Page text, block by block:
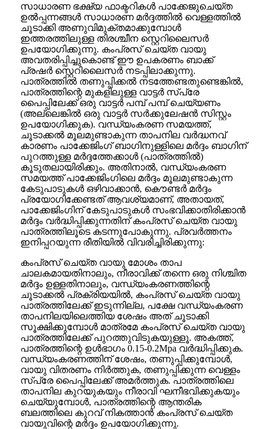
സാധാരണ ഭക്ഷ്യ ഫാക്ടറികൾ പാക്കേജുചെയ്ത
ഉൽപ്പന്നങ്ങൾ സാധാരണ മർദ്ദത്തിൽ വെള്ളത്തിൽ
ചൂടാക്കി അണുവിമുക്തമാക്കുമ്പോൾ
ഇത്തരത്തിലുള്ള തിരശ്ചീന സ്റ്റെറിലൈസർ
ഉപയോഗിക്കുന്നു. കംപ്രസ് ചെയ്ത വായു
അവതരിപ്പിച്ചുകൊണ്ട് ഈ ഉപകരണം ബാക്ക്
പ്രഷർ സ്റ്റെറിലൈസർ നടപ്പിലാക്കുന്നു.
പാത്രത്തിൽ തണുപ്പിക്കൽ നടത്തേണ്ടതുണ്ടെങ്കിൽ,
പാത്രത്തിന്റെ മുകളിലുള്ള വാട്ടർ സ്പ്രേ
പൈപ്പിലേക്ക് ഒരു വാട്ടർ പമ്പ് പമ്പ് ചെയ്യണം
(അല്ലെങ്കിൽ ഒരു വാട്ടർ സർക്കുലേഷൻ സിസ്റ്റം
ഉപയോഗിക്കുക). വന്ധ്യംകരണ സമയത്ത്,
ചൂടാക്കൽ മൂലമുണ്ടാകുന്ന താപനില വർദ്ധനവ്
കാരണം പാക്കേജിംഗ് ബാഗിനുള്ളിലെ മർദ്ദം ബാഗിന്
പുറത്തുള്ള മർദ്ദത്തേക്കാൾ (പാത്രത്തിൽ)
കൂടുതലായിരിക്കും. അതിനാൽ, വന്ധ്യംകരണ
സമയത്ത് പാക്കേജിംഗിലെ മർദ്ദം മൂലമുണ്ടാകുന്ന
കേടുപാടുകൾ ഒഴിവാക്കാൻ, കൌണ്ടർ മർദ്ദം
പ്രയോഗിക്കേണ്ടത് ആവശ്യമാണ്, അതായത്,
പാക്കേജിംഗിന് കേടുപാടുകൾ സംഭവിക്കാതിരിക്കാൻ
മർദ്ദം വർദ്ധിപ്പിക്കുന്നതിന് കംപ്രസ് ചെയ്ത വായു
പാത്രത്തിലൂടെ കടന്നുപോകുന്നു. പ്രവർത്തനം
ഇനിപ്പറയുന്ന രീതിയിൽ വിവരിച്ചിരിക്കുന്നു:
കംപ്രസ് ചെയ്ത വായു മോശം താപ
ചാലകമായതിനാലും, നീരാവിക്ക് തന്നെ ഒരു നിശ്ചിത
മർദ്ദം ഉള്ളതിനാലും, വന്ധ്യംകരണത്തിന്റെ
ചൂടാക്കൽ പ്രക്രിയയിൽ, കംപ്രസ് ചെയ്ത വായു
പാത്രത്തിലേക്ക് ഇടുന്നില്ല, പക്ഷേ വന്ധ്യംകരണ
താപനിലയിലെത്തിയ ശേഷം അത് ചൂടാക്കി
സൂക്ഷിക്കുമ്പോൾ മാത്രമേ കംപ്രസ് ചെയ്ത വായു
പാത്രത്തിലേക്ക് പുറത്തുവിടുകയുള്ളൂ. അകത്ത്,
പാത്രത്തിന്റെ ഉൾഭാഗം 0.15-0.2Mpa വർദ്ധിപ്പിക്കുക.
വന്ധ്യംകരണത്തിന് ശേഷം, തണുപ്പിക്കുമ്പോൾ,
വായു വിതരണം നിർത്തുക, തണുപ്പിക്കുന്ന വെള്ളം
സ്പ്രേ പൈപ്പിലേക്ക് അമർത്തുക. പാത്രത്തിലെ
താപനില കുറയുകയും നീരാവി ഘനീഭവിക്കുകയും
ചെയ്യുമ്പോൾ, പാത്രത്തിന്റെ ആന്തരിക
ബലത്തിലെ കുറവ് നികത്താൻ കംപ്രസ് ചെയ്ത
വായുവിന്റെ മർദ്ദം ഉപയോഗിക്കുന്നു.